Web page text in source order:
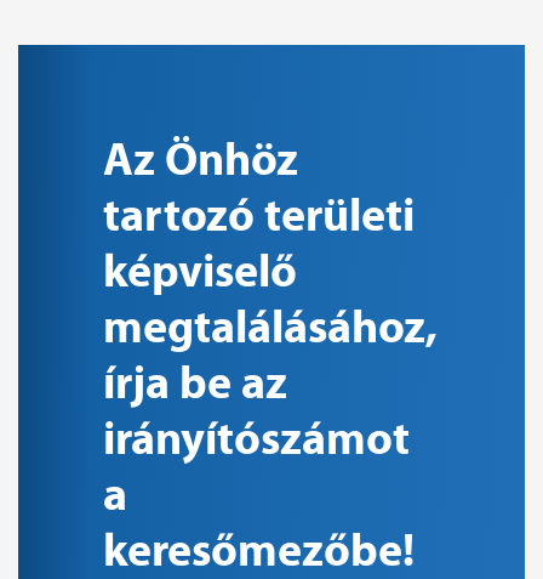
Az Önhöz
tartozó területi
képviselő
megtalálásához,
írja be az
irányítószámot
a
keresőmezőbe!